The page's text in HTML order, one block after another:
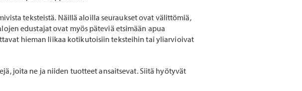
teksteistä. Näillä aloilla seuraukset ovat välittömiä,
edustajat ovat myös päteviä etsimään apua
hieman liikaa kotikutoisiin teksteihin tai yliarvioivat
joita ne ja niiden tuotteet ansaitsevat. Siitä hyötyvät